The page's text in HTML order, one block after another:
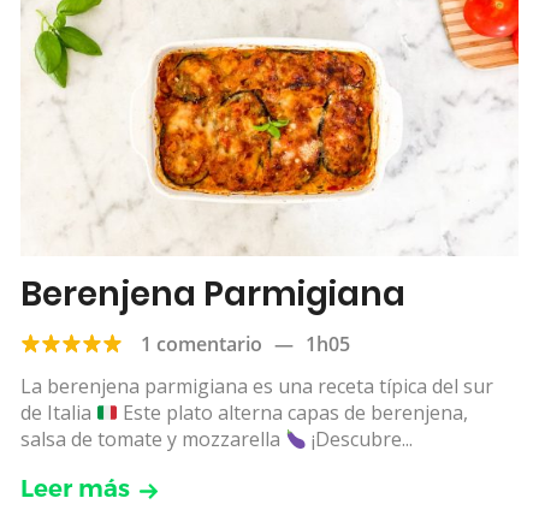
Berenjena Parmigiana
1 comentario — 1h05
La berenjena parmigiana es una receta típica del sur
de Italia
Este plato alterna capas de berenjena,
salsa de tomate y mozzarella
¡Descubre...
Leer más